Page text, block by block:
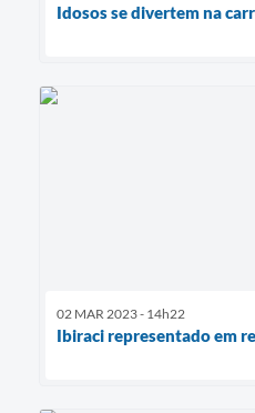
Idosos se divertem na
02 MAR 2023 - 14h22
Ibiraci representado em